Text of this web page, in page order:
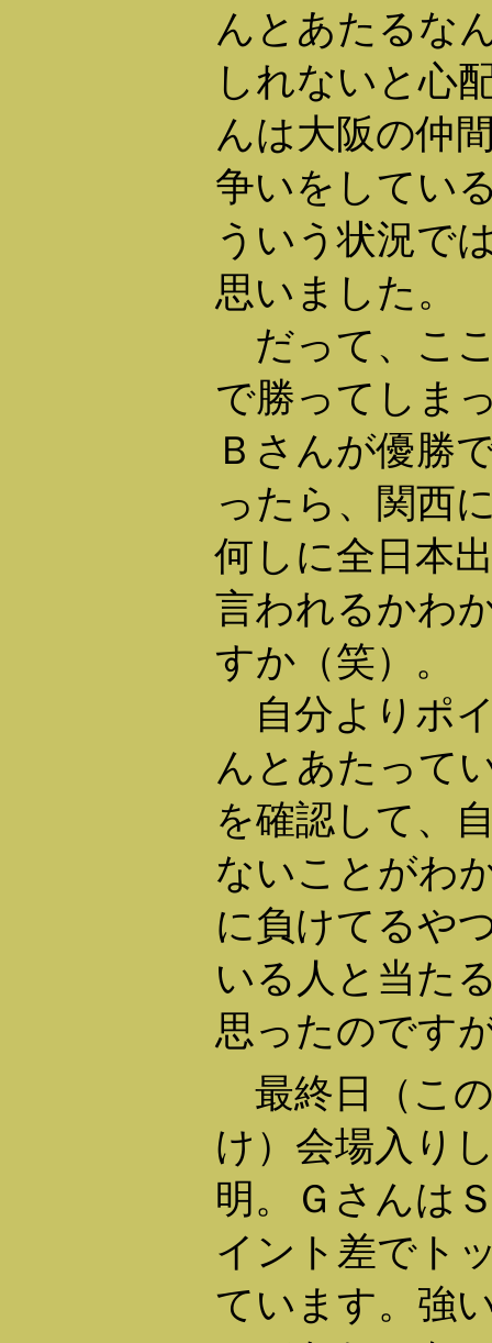
んとあたるな
しれないと心
んは大阪の仲
争いをしてい
ういう状況で
思いました。
だって、こ
で勝ってしま
Ｂさんが優勝
ったら、関西
何しに全日本
言われるかわ
すか（笑）。
自分よりポ
んとあたって
を確認して、
ないことがわ
に負けてるや
いる人と当た
思ったのです
最終日（こ
け）会場入り
明。Ｇさんは
イント差でト
ています。強